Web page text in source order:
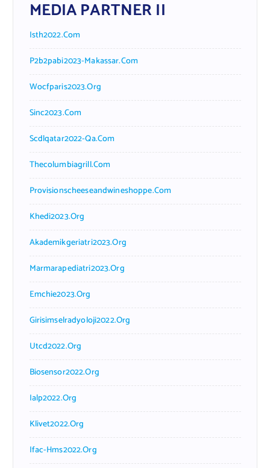
MEDIA PARTNER II
Isth2022.com
P2b2pabi2023-Makassar.com
Wocfparis2023.org
Sinc2023.com
Scdlqatar2022-Qa.com
Thecolumbiagrill.com
Provisionscheeseandwineshoppe.com
Khedi2023.org
Akademikgeriatri2023.org
Marmarapediatri2023.org
Emchie2023.org
Girisimselradyoloji2022.org
Utcd2022.org
Biosensor2022.org
Ialp2022.org
Klivet2022.org
Ifac-Hms2022.org